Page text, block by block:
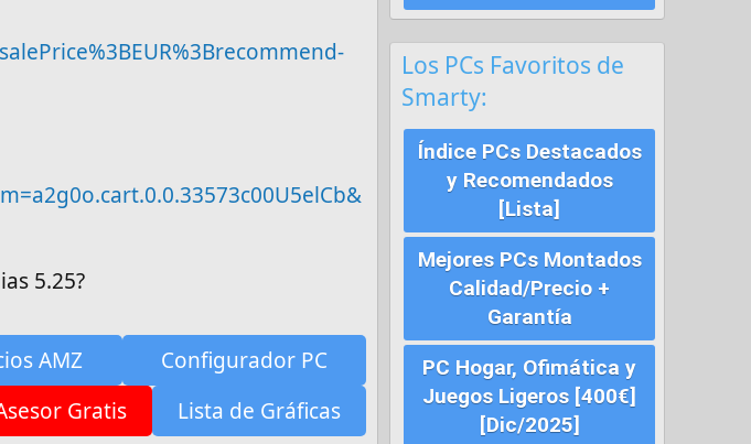
5.25?
AMZ
Configurador PC
Gratis Lista de Gráficas
Los PCs Favoritos de
Smarty:
Índice PCs Destacados
y Recomendados
[Lista]
Mejores PCs Montados
Calidad/Precio +
Garantía
PC Hogar, Ofimática y
Juegos Ligeros [400€]
[Dic/2025]